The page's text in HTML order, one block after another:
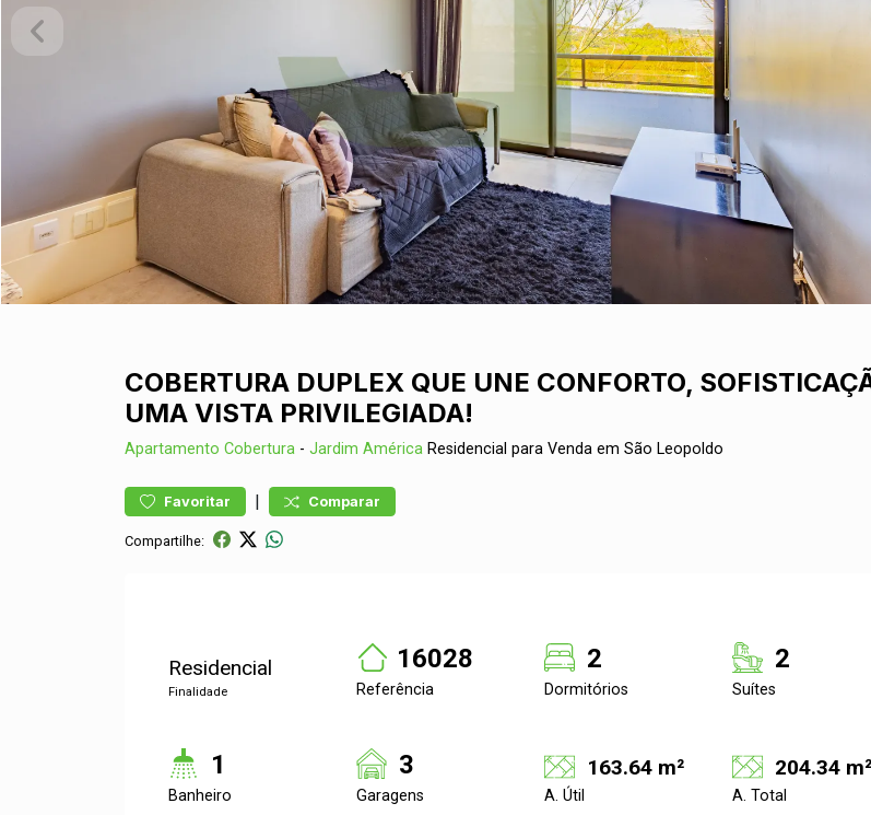
COBERTURA DUPLEX QUE UNE CONFORTO,
UMA VISTA PRIVILEGIADA!
Apartamento Cobertura - Jardim América Residencial para Venda em São Leopoldo
Favoritar | Comparar
Compartilhe:
Residencial
Finalidade
16028
Referência
2
Dormitórios
2
Suítes
1
Banheiro
3
Garagens
163.64 m²
A. Útil
204.34 m²
A. Total